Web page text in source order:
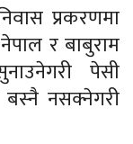
प्रकरणमा
नेपाल र बाबुराम
पेसी
नसक्नेगरी